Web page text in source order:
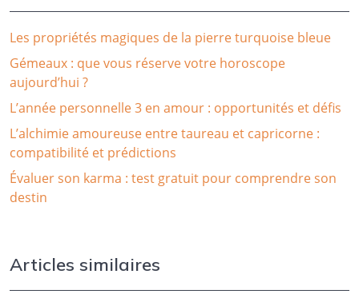
Les propriétés magiques de la pierre turquoise bleue
Gémeaux : que vous réserve votre horoscope
aujourd’hui ?
L’année personnelle 3 en amour : opportunités et défis
L’alchimie amoureuse entre taureau et capricorne :
compatibilité et prédictions
Évaluer son karma : test gratuit pour comprendre son
destin
Articles similaires